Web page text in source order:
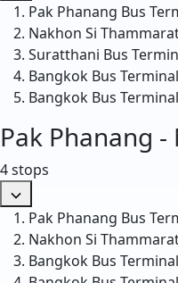
Pak Phanang Bus
Nakhon Si
Suratthani Bus
Bangkok Bus
Bangkok Bus
Pak Phanang
4 stops
Pak Phanang Bus
Nakhon Si
Bangkok Bus